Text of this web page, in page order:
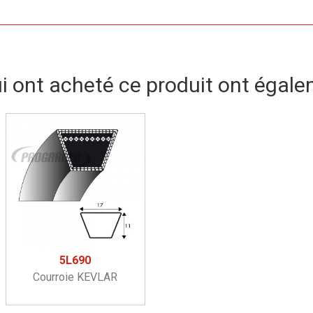
ont acheté ce produit ont
5L690
Courroie KEVLAR